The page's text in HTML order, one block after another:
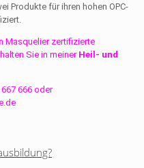
Produkte für ihren hohen OPC-
Masquelier zertifizierte
Sie in meiner Heil- und
666 oder